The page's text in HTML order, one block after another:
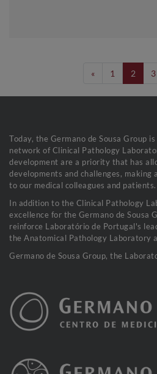
« 1 2 3
Today, the Germano de Sousa Group
network of Clinical Pathology
development are a priority that has
developments and challenges, making
to our medical colleagues and patients.
In addition to the Clinical Pathology
excellence for the Germano de Sousa
reinforce Laboratório de Portugal's
the Anatomical Pathology Laboratory
Germano de Sousa Group, the